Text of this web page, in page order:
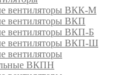
вентиляторы ВКК-М
вентиляторы ВКП
вентиляторы ВКП-Б
вентиляторы ВКП-Ш
вентиляторы
ВКПН